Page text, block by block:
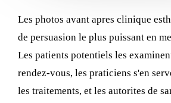
Contact
Log in
Les photos avant apres clinique
de persuasion le plus puissant en
Les patients potentiels les
rendez-vous, les praticiens s'en
les traitements, et les autorites de